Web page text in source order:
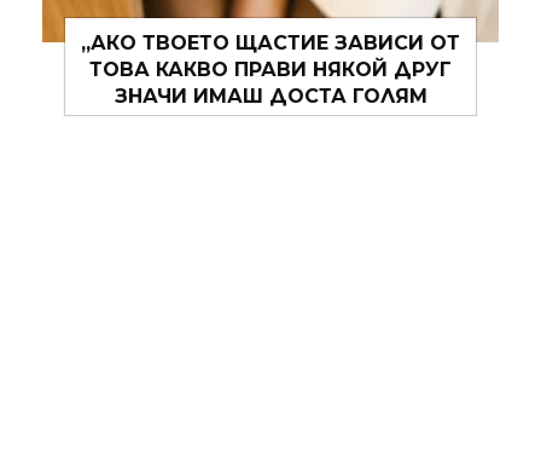
„ЛОШОТО ПОВЕДЕНИЕ Е КАТО
СПУКАНАТА ГУМА – НЕ МОЖЕШ ДА
СТИГНЕШ МНОГО ДАЛЕЧ, АКО НЕ Я
СМЕНИШ.“